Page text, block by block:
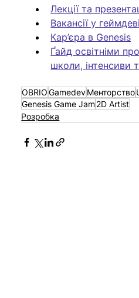
Лекції та
Вакансії у геймдеві
Кар’єра в Genesis
Ґайд освітніми
школи, інтенсиви
OBRIOGamedevМенторство
Genesis Game Jam2D Artist
Розробка